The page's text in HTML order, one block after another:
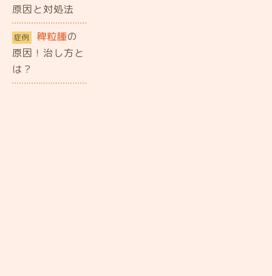
原因と対処法
症例 稗粒腫の
原因！治し方と
は？